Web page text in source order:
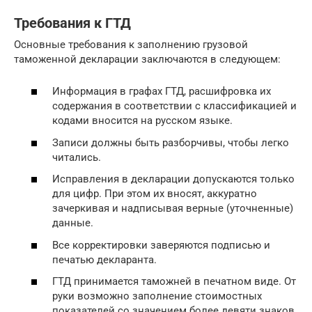
Требования к ГТД
Основные требования к заполнению грузовой
таможенной декларации заключаются в следующем:
Информация в графах ГТД, расшифровка их
содержания в соответствии с классификацией и
кодами вносится на русском языке.
Записи должны быть разборчивы, чтобы легко
читались.
Исправления в декларации допускаются только
для цифр. При этом их вносят, аккуратно
зачеркивая и надписывая верные (уточненные)
данные.
Все корректировки заверяются подписью и
печатью декларанта.
ГТД принимается таможней в печатном виде. От
руки возможно заполнение стоимостных